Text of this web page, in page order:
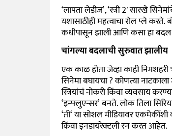
‘लापता लेडीज’, ‘स्त्री2′सारखे
यशासाठीही महत्वाचा रोल प्ले करते.
कधीपासून झाली आणि कसा हा
चांगल्या बदलाची सुरुवात झालीय
एक काळ होता जेव्हा काही निमशहरी
सिनेमा बघायचा?कोणत्या
स्त्रियांचं नोकरी किंवा व्यवसाय
‘इन्फ्लुएन्सर’बनते. लोक तिला
‘ती‘या सोशल मीडियावर
किंवा इनडायरेक्टली रन करत आहेत.